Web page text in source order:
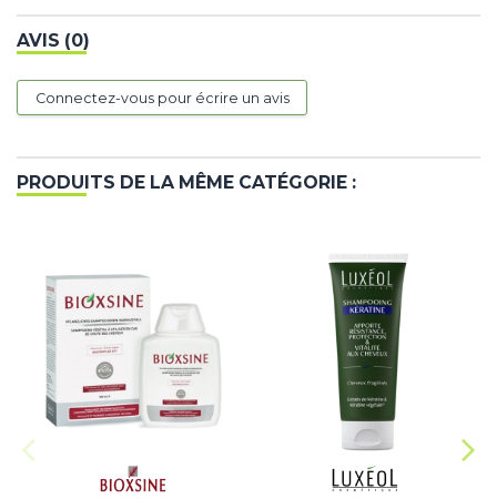
AVIS (0)
Connectez-vous pour écrire un avis
PRODUITS DE LA MÊME CATÉGORIE :